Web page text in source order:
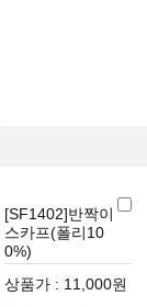
[SF1402]반짝이
스카프(폴리10
0%)
상품가 : 11,000원